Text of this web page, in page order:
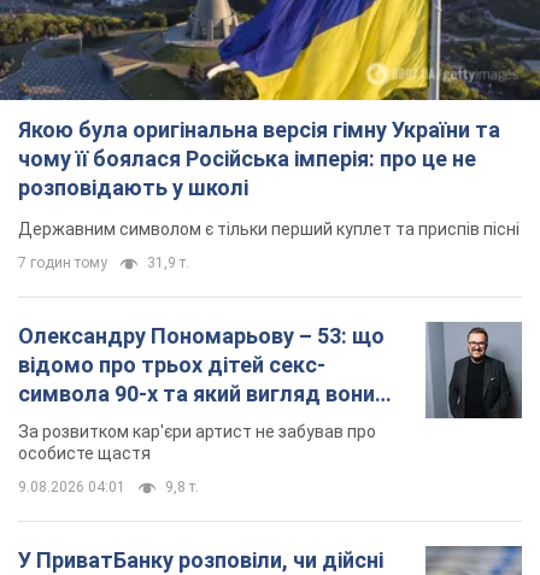
Якою була оригінальна версія гімну України та
чому її боялася Російська імперія: про це не
розповідають у школі
Державним символом є тільки перший куплет та приспів пісні
7 годин тому 31,9 т.
Олександру Пономарьову – 53: що
відомо про трьох дітей секс-
символа 90-х та який вигляд вони
мають
За розвитком кар'єри артист не забував про
особисте щастя
9.08.2026 04:01 9,8 т.
У ПриватБанку розповіли, чи дійсні